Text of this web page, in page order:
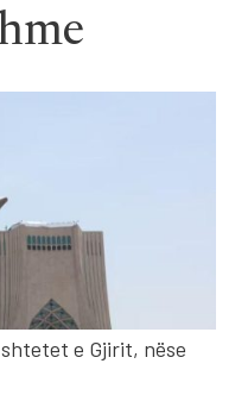
e Gjirit, nëse